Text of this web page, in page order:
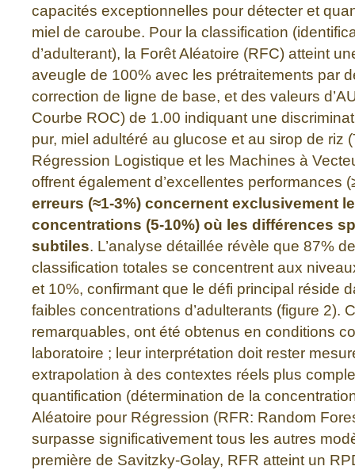
capacités exceptionnelles pour détecter et
miel de caroube. Pour la classification
d’adulterant), la Forêt Aléatoire (RFC) atteint
aveugle de 100% avec les prétraitements par
correction de ligne de base, et des valeurs
Courbe ROC) de 1.00 indiquant une
pur, miel adultéré au glucose et au sirop de riz
Régression Logistique et les Machines à
offrent également d’excellentes performances
erreurs (≈1-3%) concernent exclusivement
concentrations (5-10%) où les différences
subtiles. L’analyse détaillée révèle que 87%
classification totales se concentrent aux
et 10%, confirmant que le défi principal réside
faibles concentrations d’adulterants (figure 2).
remarquables, ont été obtenus en conditions
laboratoire ; leur interprétation doit rester
extrapolation à des contextes réels plus
quantification (détermination de la
Aléatoire pour Régression (RFR: Random
surpasse significativement tous les autres
première de Savitzky-Golay, RFR atteint un